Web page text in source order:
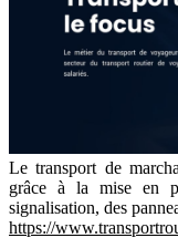
Le transport de
grâce à la mise en
signalisation, des
https://